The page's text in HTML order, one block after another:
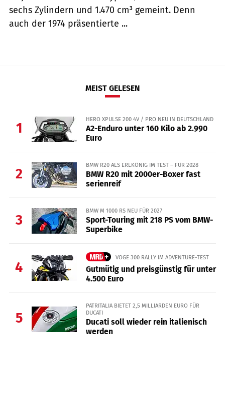
sechs Zylindern und 1.470 cm³ gemeint. Denn
auch der 1974 präsentierte ...
MEIST GELESEN
1
HERO XPULSE 200 4V / PRO NEU IN DEUTSCHLAND
A2-Enduro unter 160 Kilo ab 2.990
Euro
2
BMW R20 ALS ERLKÖNIG IM TEST – FÜR 2028
BMW R20 mit 2000er-Boxer fast
serienreif
3
BMW M 1000 RS NEU FÜR 2027
Sport-Touring mit 218 PS vom BMW-
Superbike
4
VOGE 300 RALLY IM ADVENTURE-TEST
Gutmütig und preisgünstig für unter
4.500 Euro
5
PATRITALIA BIETET 2,5 MILLIARDEN EURO FÜR
DUCATI
Ducati soll wieder rein italienisch
werden